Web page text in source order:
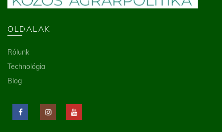
OLDALAK
Rólunk
Technológia
Blog